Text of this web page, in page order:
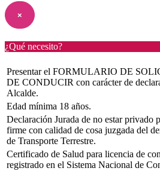
×
¿Qué necesito?
Presentar el FORMULARIO DE
DE CONDUCIR con carácter de
Alcalde.
Edad mínima 18 años.
Declaración Jurada de no estar privado
firme con calidad de cosa juzgada del
de Transporte Terrestre.
Certificado de Salud para licencia de
registrado en el Sistema Nacional de